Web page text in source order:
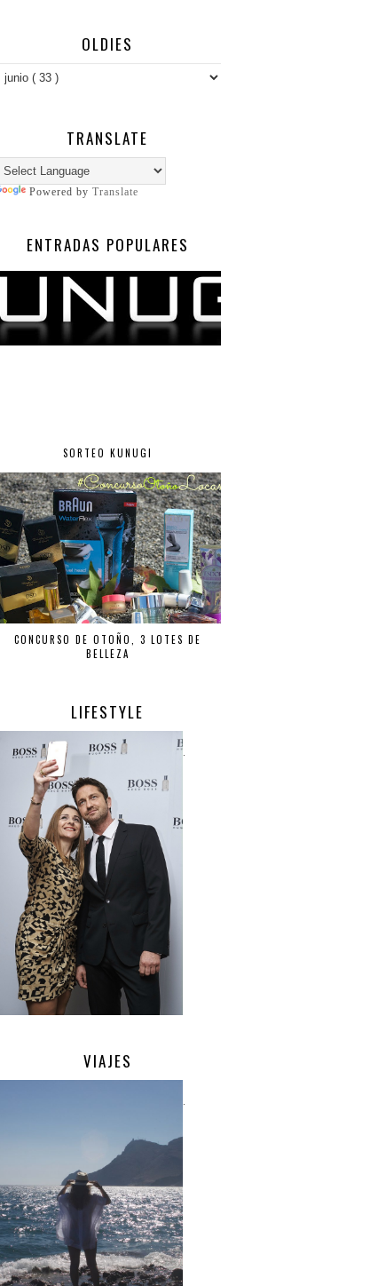
OLDIES
TRANSLATE
Powered by Translate
ENTRADAS POPULARES
SORTEO KUNUGI
CONCURSO DE OTOÑO, 3 LOTES DE
BELLEZA
LIFESTYLE
.
VIAJES
.